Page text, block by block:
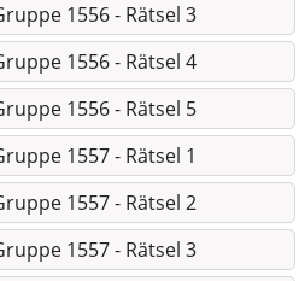
1556 - Rätsel 3
1556 - Rätsel 4
1556 - Rätsel 5
1557 - Rätsel 1
1557 - Rätsel 2
1557 - Rätsel 3